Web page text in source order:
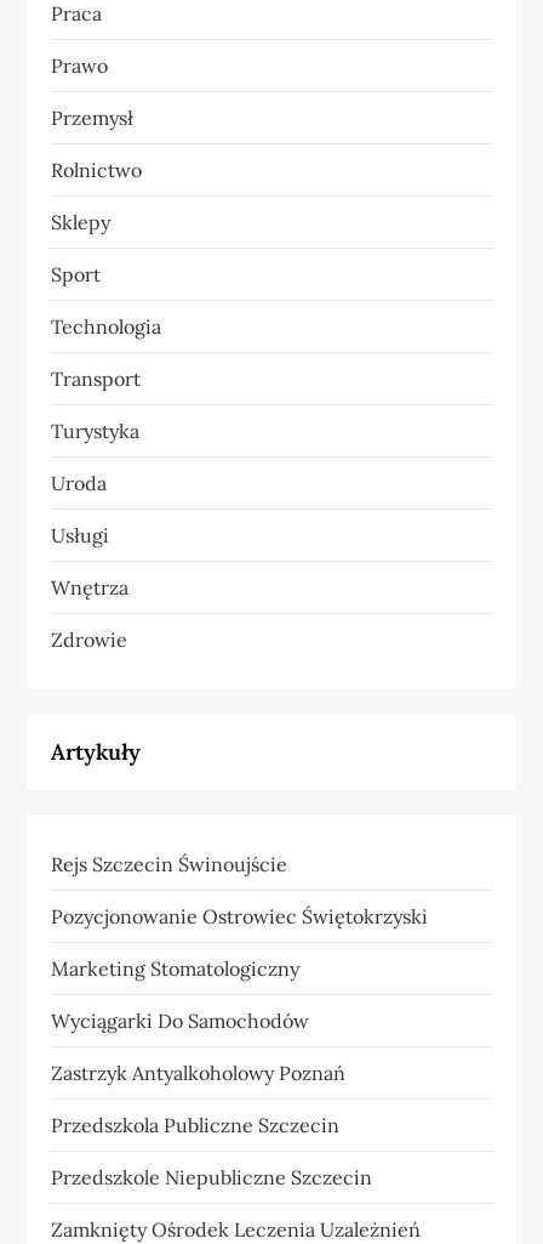
Praca
Prawo
Przemysł
Rolnictwo
Sklepy
Sport
Technologia
Transport
Turystyka
Uroda
Usługi
Wnętrza
Zdrowie
Artykuły
Rejs Szczecin Świnoujście
Pozycjonowanie Ostrowiec Świętokrzyski
Marketing Stomatologiczny
Wyciągarki Do Samochodów
Zastrzyk Antyalkoholowy Poznań
Przedszkola Publiczne Szczecin
Przedszkole Niepubliczne Szczecin
Zamknięty Ośrodek Leczenia Uzależnień